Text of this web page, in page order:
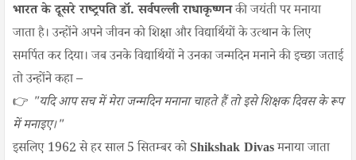
भारत के दूसरे राष्ट्रपति डॉ. सर्वपल्ली राधाकृष्णनकी जयंती पर मनाया
जाता है। उन्होंने अपने जीवन को शिक्षा और विद्यार्थियों के उत्थान के लिए
समर्पित कर दिया। जब उनके विद्यार्थियों ने उनका जन्मदिन मनाने की इच्छा जताई
तो उन्होंने कहा –
👉 "यदि आप सच में मेरा जन्मदिन मनाना चाहते हैं तो इसे शिक्षक दिवस के रूप
में मनाइए।"
इसलिए 1962 से हर साल 5 सितम्बर कोShikshak Divasमनाया जाता